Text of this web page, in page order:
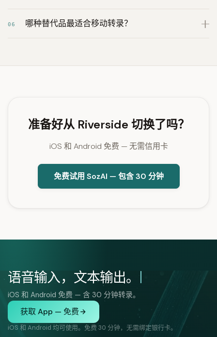
06 哪种替代品最适合移动转录？
准备好从 Riverside 切换了吗？
iOS 和 Android 免费 — 无需信用卡
免费试用 SozAI — 包含 30 分钟
语音输入，文本输出。
iOS 和 Android 免费 — 含 30 分钟转录。
获取 App — 免费
iOS 和 Android 均可使用。免费 30 分钟，无需绑定银行卡。